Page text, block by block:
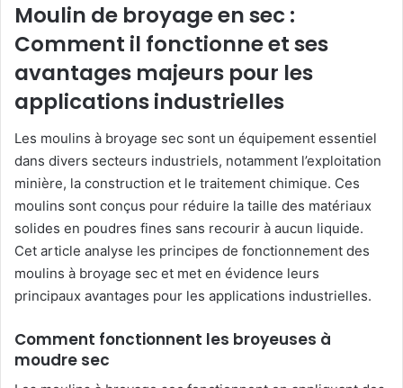
Moulin de broyage en sec :
Comment il fonctionne et ses
avantages majeurs pour les
applications industrielles
Les moulins à broyage sec sont un équipement essentiel
dans divers secteurs industriels, notamment l’exploitation
minière, la construction et le traitement chimique. Ces
moulins sont conçus pour réduire la taille des matériaux
solides en poudres fines sans recourir à aucun liquide.
Cet article analyse les principes de fonctionnement des
moulins à broyage sec et met en évidence leurs
principaux avantages pour les applications industrielles.
Comment fonctionnent les broyeuses à
moudre sec